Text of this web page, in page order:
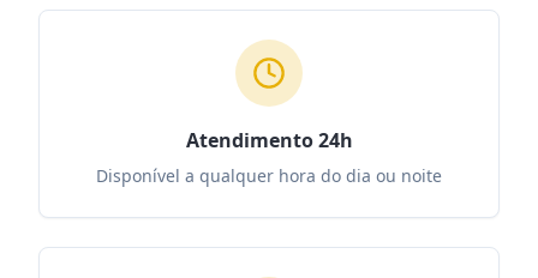
Atendimento 24h
Disponível a qualquer hora do dia ou noite